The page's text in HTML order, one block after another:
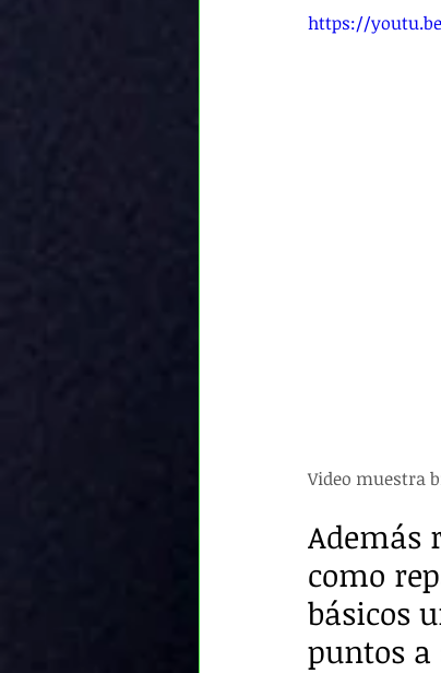
https://
Video muestra
Además
como
básicos
puntos a